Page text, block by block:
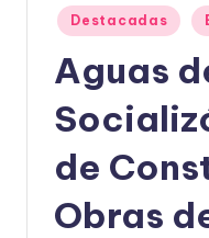
Publicado
en
Destacadas
Aguas
de
Obras